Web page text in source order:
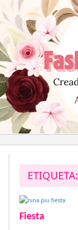
al
contenido
ETIQUETA:
Fiesta